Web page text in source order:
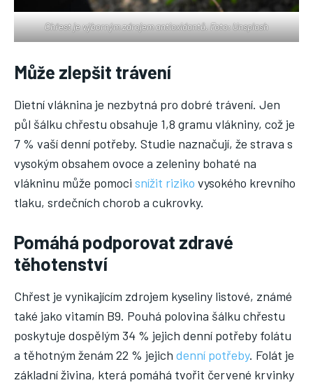
Chřest je výborným zdrojem antioxidantů. Foto: Unsplash
Může zlepšit trávení
Dietní vláknina je nezbytná pro dobré trávení. Jen
půl šálku chřestu obsahuje 1,8 gramu vlákniny, což je
7 % vaší denní potřeby. Studie naznačují, že strava s
vysokým obsahem ovoce a zeleniny bohaté na
vlákninu může pomoci snížit riziko vysokého krevního
tlaku, srdečních chorob a cukrovky.
Pomáhá podporovat zdravé
těhotenství
Chřest je vynikajícím zdrojem kyseliny listové, známé
také jako vitamín B9. Pouhá polovina šálku chřestu
poskytuje dospělým 34 % jejich denní potřeby folátu
a těhotným ženám 22 % jejich denní potřeby. Folát je
základní živina, která pomáhá tvořit červené krvinky